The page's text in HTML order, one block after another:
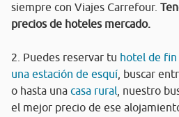
siempre con Viajes Carrefour.
precios de hoteles mercado.
2. Puedes reservar tu hotel de fin
una estación de esquí , buscar
o hasta una casa rural , nuestro
el mejor precio de ese